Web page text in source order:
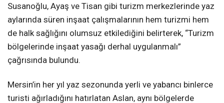
Susanoğlu, Ayaş ve Tisan gibi turizm merkezlerinde yaz
aylarında süren inşaat çalışmalarının hem turizmi hem
de halk sağlığını olumsuz etkilediğini belirterek, “Turizm
bölgelerinde inşaat yasağı derhal uygulanmalı”
çağrısında bulundu.
Mersin’in her yıl yaz sezonunda yerli ve yabancı binlerce
turisti ağırladığını hatırlatan Aslan, aynı bölgelerde